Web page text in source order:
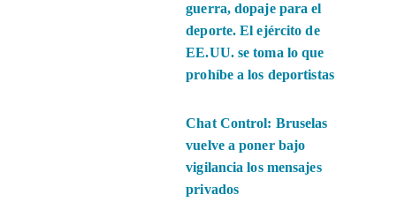
guerra, dopaje para el
deporte. El ejército de
EE.UU. se toma lo que
prohíbe a los deportistas
Chat Control: Bruselas
vuelve a poner bajo
vigilancia los mensajes
privados